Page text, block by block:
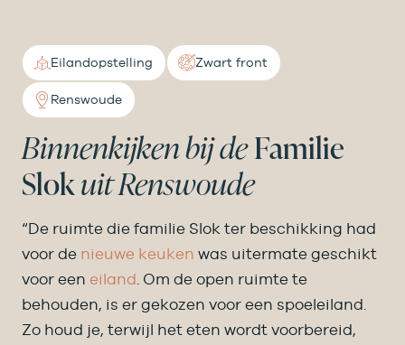
Eilandopstelling Zwart front
Renswoude
Binnenkijken bij deFamilie
Slokuit Renswoude
“De ruimte die familie Slok ter beschikking had
voor de nieuwe keuken was uitermate geschikt
voor een eiland. Om de open ruimte te
behouden, is er gekozen voor een spoeleiland.
Zo houd je, terwijl het eten wordt voorbereid,